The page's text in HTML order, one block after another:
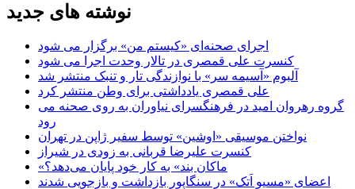
نوشته های جدید
اجرای صحنه‌ای «کیستم من» برگزار می شود
کنسرت علی قمصری در تالار وحدت اجرا می شود
آلبوم «آسیمه سر» با نوازندگی تار و تنبک منتشر شد
علی قمصری یادداشتی برای وطن منتشر کرد
گروه رهروان امید در فرهنگسرای نیاوران به روی صحنه می
رود
نواختن موسیقی «اوشین» توسط سفیر ژاپن در تهران
کنسرت علیرضا قربانی به زودی در شیراز
«ماکان بند» به کار خود پایان می‌دهد؟
اعضای «مسیو اَتک» در سنگاپور بازداشت و بازجویی شدند